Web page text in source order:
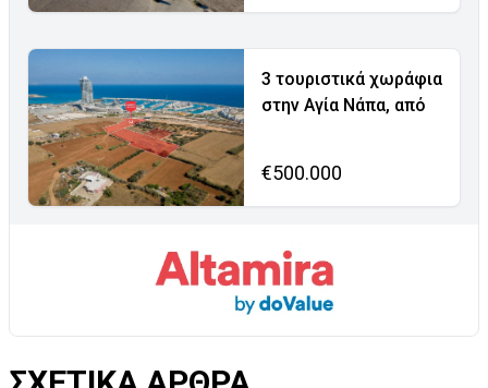
3 τουριστικά χωράφια
στην Αγία Νάπα, από
€500.000